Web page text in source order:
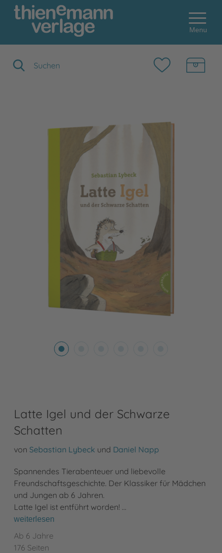
Menu
Latte Igel und der Schwarze
Schatten
von Sebastian Lybeck und Daniel Napp
Spannendes Tierabenteuer und liebevolle
Freundschaftsgeschichte. Der Klassiker für Mädchen
und Jungen ab 6 Jahren.
Latte Igel ist entführt worden! …
weiterlesen
Ab 6 Jahre
176 Seiten